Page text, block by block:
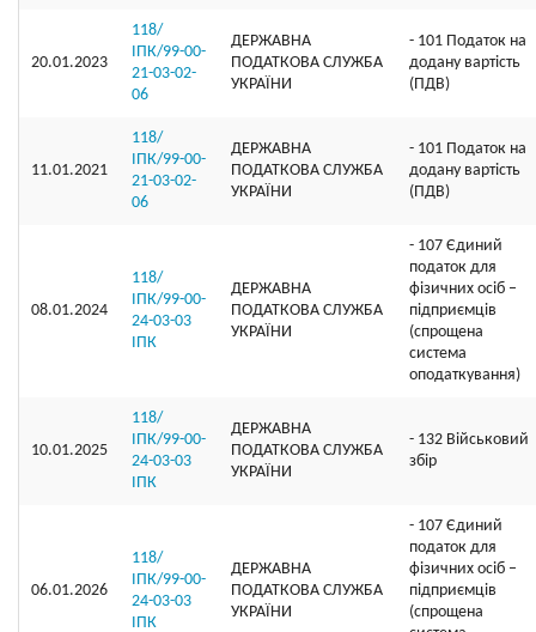
20.01.2023
118/
ІПК/99-00-
21-03-02-
06
ДЕРЖАВНА
ПОДАТКОВА СЛУЖБА
УКРАЇНИ
- 101 Податок на
додану вартість
(ПДВ)
11.01.2021
118/
ІПК/99-00-
21-03-02-
06
ДЕРЖАВНА
ПОДАТКОВА СЛУЖБА
УКРАЇНИ
- 101 Податок на
додану вартість
(ПДВ)
08.01.2024
118/
ІПК/99-00-
24-03-03
ІПК
ДЕРЖАВНА
ПОДАТКОВА СЛУЖБА
УКРАЇНИ
- 107 Єдиний
податок для
фізичних осіб –
підприємців
(спрощена
система
оподаткування)
10.01.2025
118/
ІПК/99-00-
24-03-03
ІПК
ДЕРЖАВНА
ПОДАТКОВА СЛУЖБА
УКРАЇНИ
- 132 Військовий
збір
06.01.2026
118/
ІПК/99-00-
24-03-03
ІПК
ДЕРЖАВНА
ПОДАТКОВА СЛУЖБА
УКРАЇНИ
- 107 Єдиний
податок для
фізичних осіб –
підприємців
(спрощена